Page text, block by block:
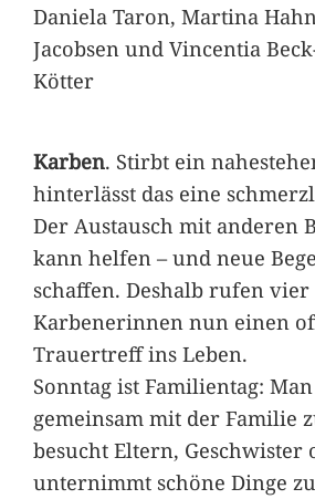
Daniela Taron, Martina
Jacobsen und Vincentia
Kötter
Karben. Stirbt ein
hinterlässt das eine
Der Austausch mit anderen
kann helfen – und neue
schaffen. Deshalb rufen vier
Karbenerinnen nun einen
Trauertreff ins Leben.
Sonntag ist Familientag:
gemeinsam mit der Familie
besucht Eltern, Geschwister
unternimmt schöne Dinge